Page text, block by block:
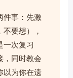
件事：先激
要想），
一次复习
同时教会
以为你在遗